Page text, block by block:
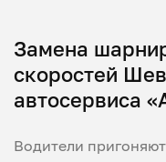
Замена
скоростей
автосервиса
Водители